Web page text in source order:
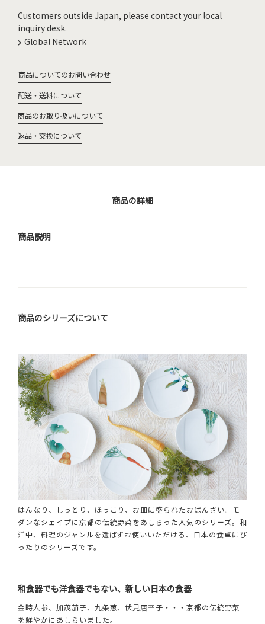
Customers outside Japan, please contact your local
inquiry desk.
Global Network
商品についてのお問い合わせ
配送・送料について
商品のお取り扱いについて
返品・交換について
商品の詳細
商品説明
商品のシリーズについて
はんなり、しっとり、ほっこり、お皿に盛られたおばんざい。モ
ダンなシェイプに京都の伝統野菜をあしらった人気のシリーズ。和
洋中、料理のジャンルを選ばずお使いいただける、日本の食卓にぴ
ったりのシリーズです。
和食器でも洋食器でもない、新しい日本の食器
金時人参、加茂茄子、九条葱、伏見唐辛子・・・京都の伝統野菜
を鮮やかにあしらいました。